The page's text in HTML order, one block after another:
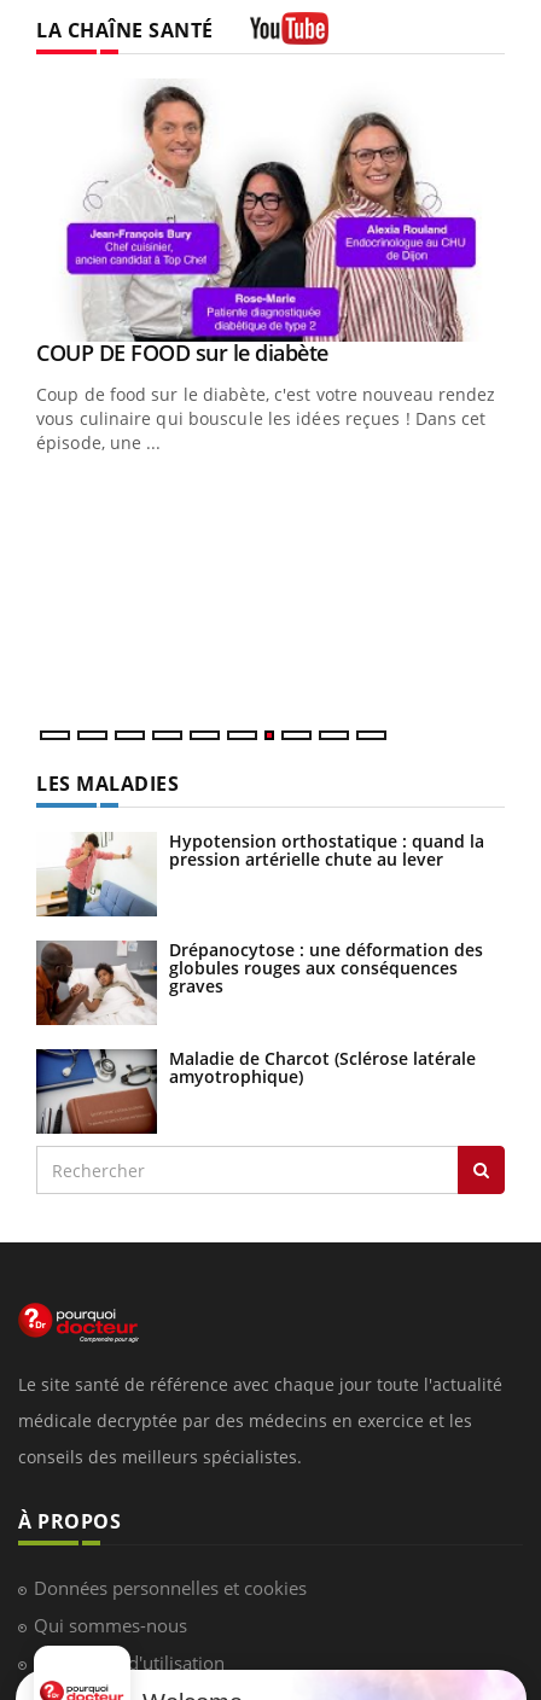
LA CHAÎNE SANTÉ
Youtube
COUP DE FOOD sur le diabèteYoutube
Coup de food sur le diabète, c'est votre nouveau rendez-
vous culinaire qui bouscule les idées reçues ! Dans cet
épisode, une ...
LES MALADIES
Hypotension orthostatique : quand la
pression artérielle chute au lever
Drépanocytose : une déformation des
globules rouges aux conséquences
graves
Maladie de Charcot (Sclérose latérale
amyotrophique)
Le site santé de référence avec chaque jour toute l'actualité
médicale decryptée par des médecins en exercice et les
conseils des meilleurs spécialistes.
À PROPOS
Données personnelles et cookies
Qui sommes-nous
Conditions d'utilisation